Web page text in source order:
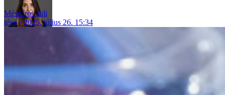
Mészáros Juli
tévé
2025. július 26. 15:34